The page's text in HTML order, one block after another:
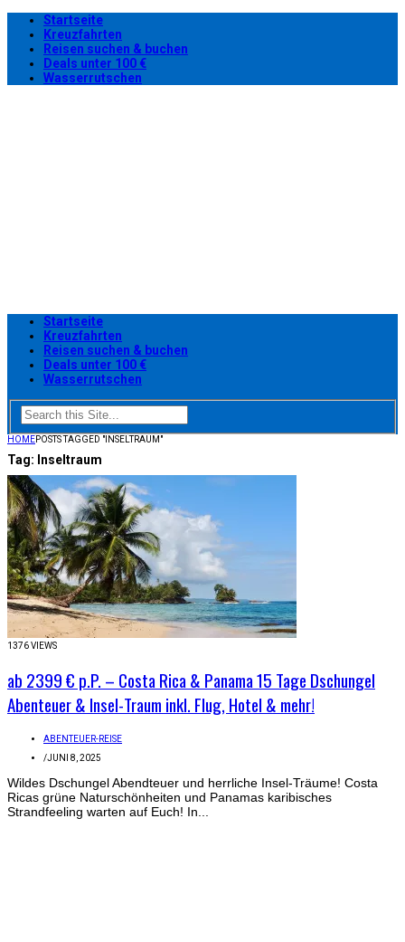
Startseite
Kreuzfahrten
Reisen suchen & buchen
Deals unter 100 €
Wasserrutschen
Startseite
Kreuzfahrten
Reisen suchen & buchen
Deals unter 100 €
Wasserrutschen
HOMEPOSTS TAGGED "INSELTRAUM"
Tag: Inseltraum
1376 VIEWS
ab 2399 € p.P. – Costa Rica & Panama 15 Tage Dschungel
Abenteuer & Insel-Traum inkl. Flug, Hotel & mehr!
ABENTEUER-REISE
/JUNI 8, 2025
Wildes Dschungel Abendteuer und herrliche Insel-Träume! Costa
Ricas grüne Naturschönheiten und Panamas karibisches
Strandfeeling warten auf Euch! In...